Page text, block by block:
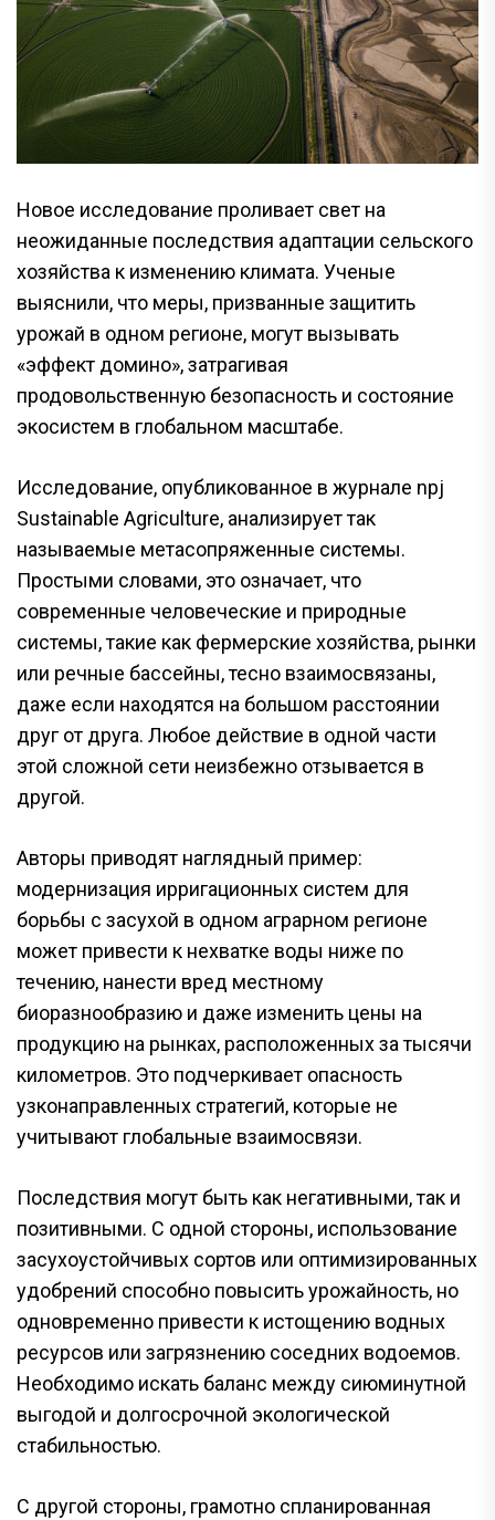
Новое исследование проливает свет на
неожиданные последствия адаптации сельского
хозяйства к изменению климата. Ученые
выяснили, что меры, призванные защитить
урожай в одном регионе, могут вызывать
«эффект домино», затрагивая
продовольственную безопасность и состояние
экосистем в глобальном масштабе.
Исследование, опубликованное в журнале npj
Sustainable Agriculture, анализирует так
называемые метасопряженные системы.
Простыми словами, это означает, что
современные человеческие и природные
системы, такие как фермерские хозяйства, рынки
или речные бассейны, тесно взаимосвязаны,
даже если находятся на большом расстоянии
друг от друга. Любое действие в одной части
этой сложной сети неизбежно отзывается в
другой.
Авторы приводят наглядный пример:
модернизация ирригационных систем для
борьбы с засухой в одном аграрном регионе
может привести к нехватке воды ниже по
течению, нанести вред местному
биоразнообразию и даже изменить цены на
продукцию на рынках, расположенных за тысячи
километров. Это подчеркивает опасность
узконаправленных стратегий, которые не
учитывают глобальные взаимосвязи.
Последствия могут быть как негативными, так и
позитивными. С одной стороны, использование
засухоустойчивых сортов или оптимизированных
удобрений способно повысить урожайность, но
одновременно привести к истощению водных
ресурсов или загрязнению соседних водоемов.
Необходимо искать баланс между сиюминутной
выгодой и долгосрочной экологической
стабильностью.
С другой стороны, грамотно спланированная